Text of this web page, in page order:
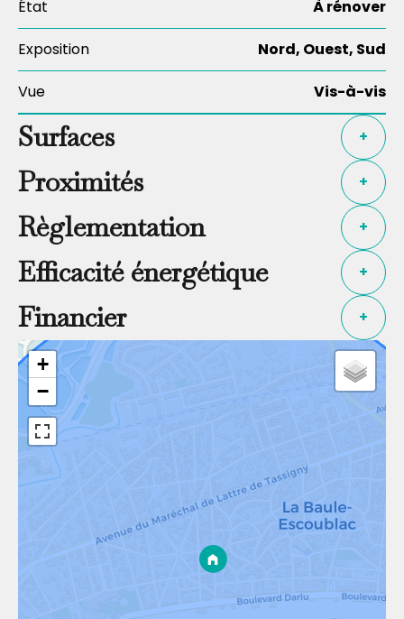
État À rénover
Exposition Nord, Ouest, Sud
Vue Vis-à-vis
Surfaces +
Proximités +
Règlementation +
Efficacité énergétique +
Financier +
+
−